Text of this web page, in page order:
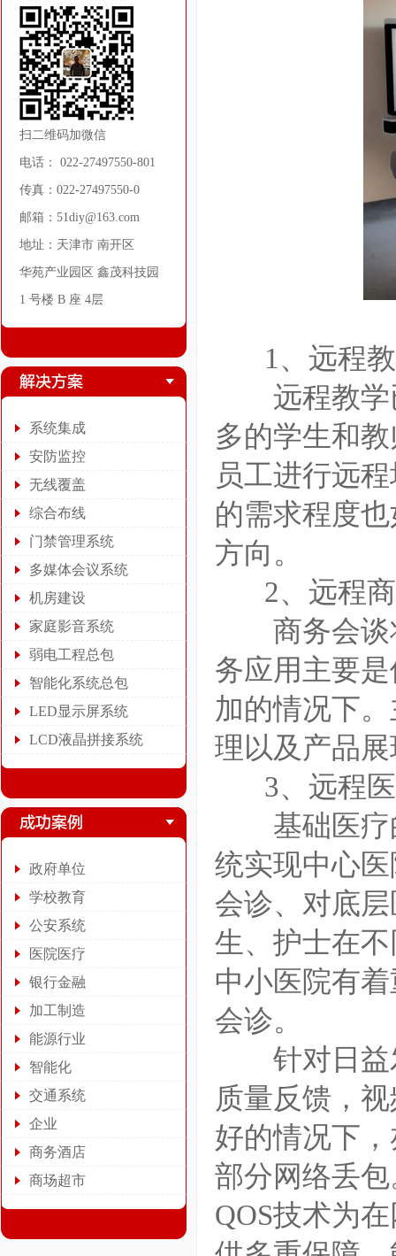
扫二维码加微信
电话： 022-27497550-801
传真：022-27497550-0
邮箱：51diy@163.com
地址：天津市 南开区
华苑产业园区 鑫茂科技园
1 号楼 B 座 4层
系统集成
安防监控
无线覆盖
综合布线
门禁管理系统
多媒体会议系统
机房建设
家庭影音系统
弱电工程总包
智能化系统总包
LED显示屏系统
LCD液晶拼接系统
政府单位
学校教育
公安系统
医院医疗
银行金融
加工制造
能源行业
智能化
交通系统
企业
商务酒店
商场超市
1、远程
远程教学已
多的学生和
员工进行远
的需求程度
方向。
2、远程商
商务会谈将
务应用主要
加的情况下
理以及产品
3、远程
基础医疗的
统实现中心
会诊、对底
生、护士在
中小医院有
会诊。
针对日益发
质量反馈，
好的情况下
部分网络丢
QOS技术为